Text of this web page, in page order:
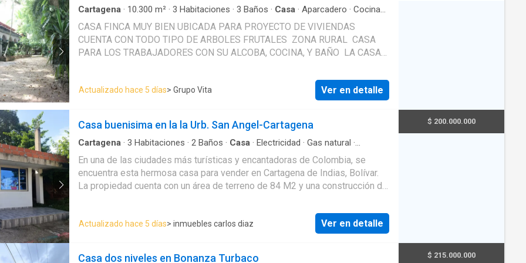
Cartagena · 10.300 m² · 3 Habitaciones · 3 Baños · Casa · Aparcadero · Cocina
CASA FINCA MUY BIEN UBICADA PARA PROYECTO DE VIVIENDAS
CUENTA CON TODO TIPO DE ARBOLES FRUTALES ZONA RURAL CASA
PARA LOS TRABAJADORES CON SU ALCOBA, COCINA, Y BAÑO LA CASA
Actualizado hace 5 días> Grupo Vita Ver en detalle
Casa buenisima en la la Urb. San Angel-Cartagena
Cartagena · 3 Habitaciones · 2 Baños · Casa · Electricidad · Gas natural ·
En una de las ciudades más turísticas y encantadoras de Colombia, se
encuentra esta hermosa casa para vender en Cartagena de Indias, Bolívar.
La propiedad cuenta con un área de terreno de 84 M2 y una construcción de
una familia o para aquellos que deseen tener un espacio adicional para
Actualizado hace 5 días> inmuebles carlos diaz Ver en detalle
$ 200.000.000
Casa dos niveles en Bonanza Turbaco $ 215.000.000